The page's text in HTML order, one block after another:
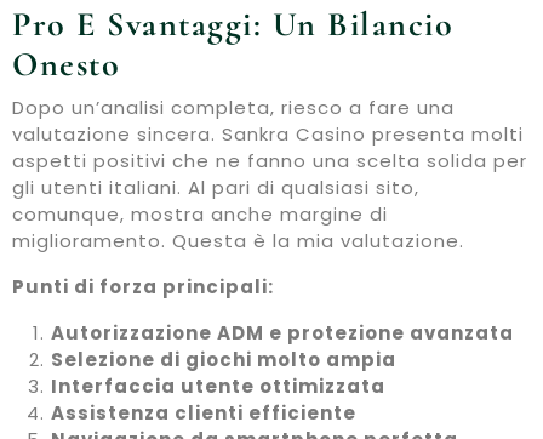
Pro E Svantaggi: Un Bilancio
Onesto
Dopo un’analisi completa, riesco a fare una
valutazione sincera. Sankra Casino presenta molti
aspetti positivi che ne fanno una scelta solida per
gli utenti italiani. Al pari di qualsiasi sito,
comunque, mostra anche margine di
miglioramento. Questa è la mia valutazione.
Punti di forza principali:
Autorizzazione ADM e protezione avanzata
Selezione di giochi molto ampia
Interfaccia utente ottimizzata
Assistenza clienti efficiente